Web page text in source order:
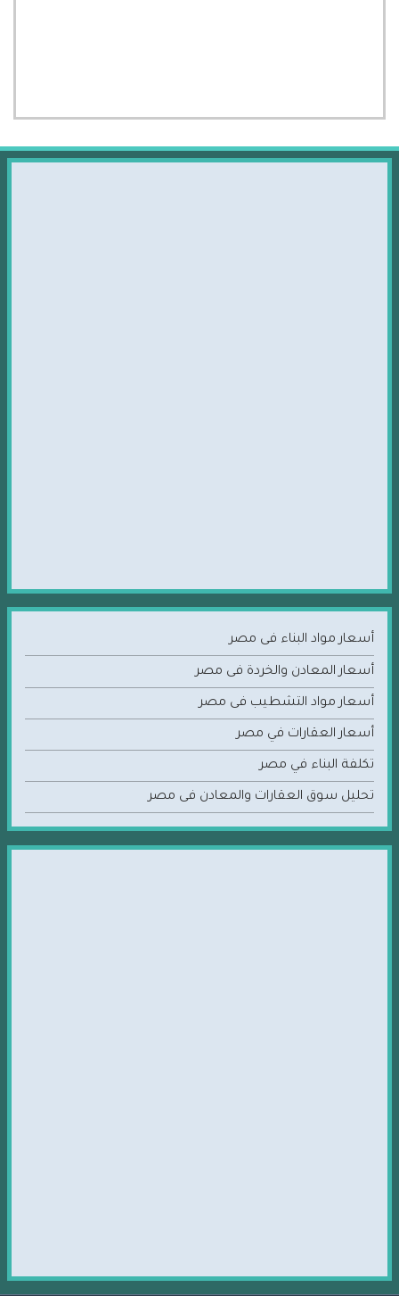
أسعار مواد البناء فى مصر
أسعار المعادن والخردة فى مصر
أسعار مواد التشطيب فى مصر
أسعار العقارات في مصر
تكلفة البناء في مصر
تحليل سوق العقارات والمعادن فى مصر